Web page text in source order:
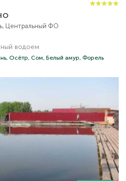
Центральный ФО
водоем
Осётр, Сом, Белый амур, Форель